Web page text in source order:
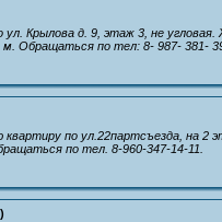
ул. Крылова д. 9, этаж 3, не
Обращаться по тел: 8- 987- 381-
по ул.22партсъезда, на 2
по тел. 8-960-347-14-11.